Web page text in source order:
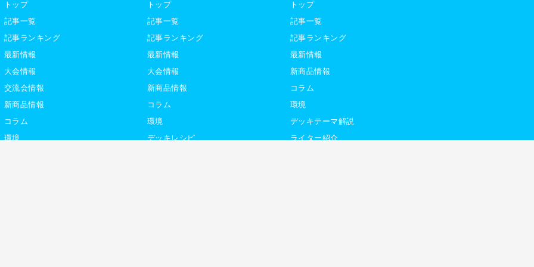
トップ
記事一覧
記事ランキング
最新情報
大会情報
交流会情報
新商品情報
コラム
環境
トップ
記事一覧
記事ランキング
最新情報
大会情報
新商品情報
コラム
環境
デッキレシピ
トップ
記事一覧
記事ランキング
最新情報
新商品情報
コラム
環境
デッキテーマ解説
ライター紹介